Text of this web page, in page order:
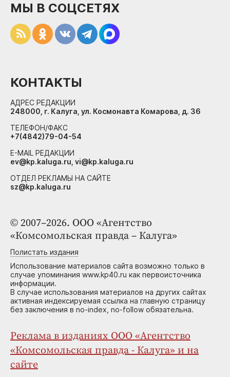
© 2007–2026. ООО «Агентство
«Комсомольская правда – Калуга»
Полистать издания
Использование материалов сайта возможно только в
случае упоминания www.kp40.ru как первоисточника
информации.
В случае использования материалов на других сайтах
активная индексируемая ссылка на главную страницу
без заключения в no-index, no-follow обязательна.
Реклама в изданиях ООО «Агентство
«Комсомольская правда - Калуга» и на
сайте
МЫ В СОЦСЕТЯХ
КОНТАКТЫ
АДРЕС РЕДАКЦИИ
248000, г. Калуга, ул. Космонавта Комарова, д. 36
ТЕЛЕФОН/ФАКС
+7(4842)79-04-54
E-MAIL РЕДАКЦИИ
ev@kp.kaluga.ru, vi@kp.kaluga.ru
ОТДЕЛ РЕКЛАМЫ НА САЙТЕ
sz@kp.kaluga.ru